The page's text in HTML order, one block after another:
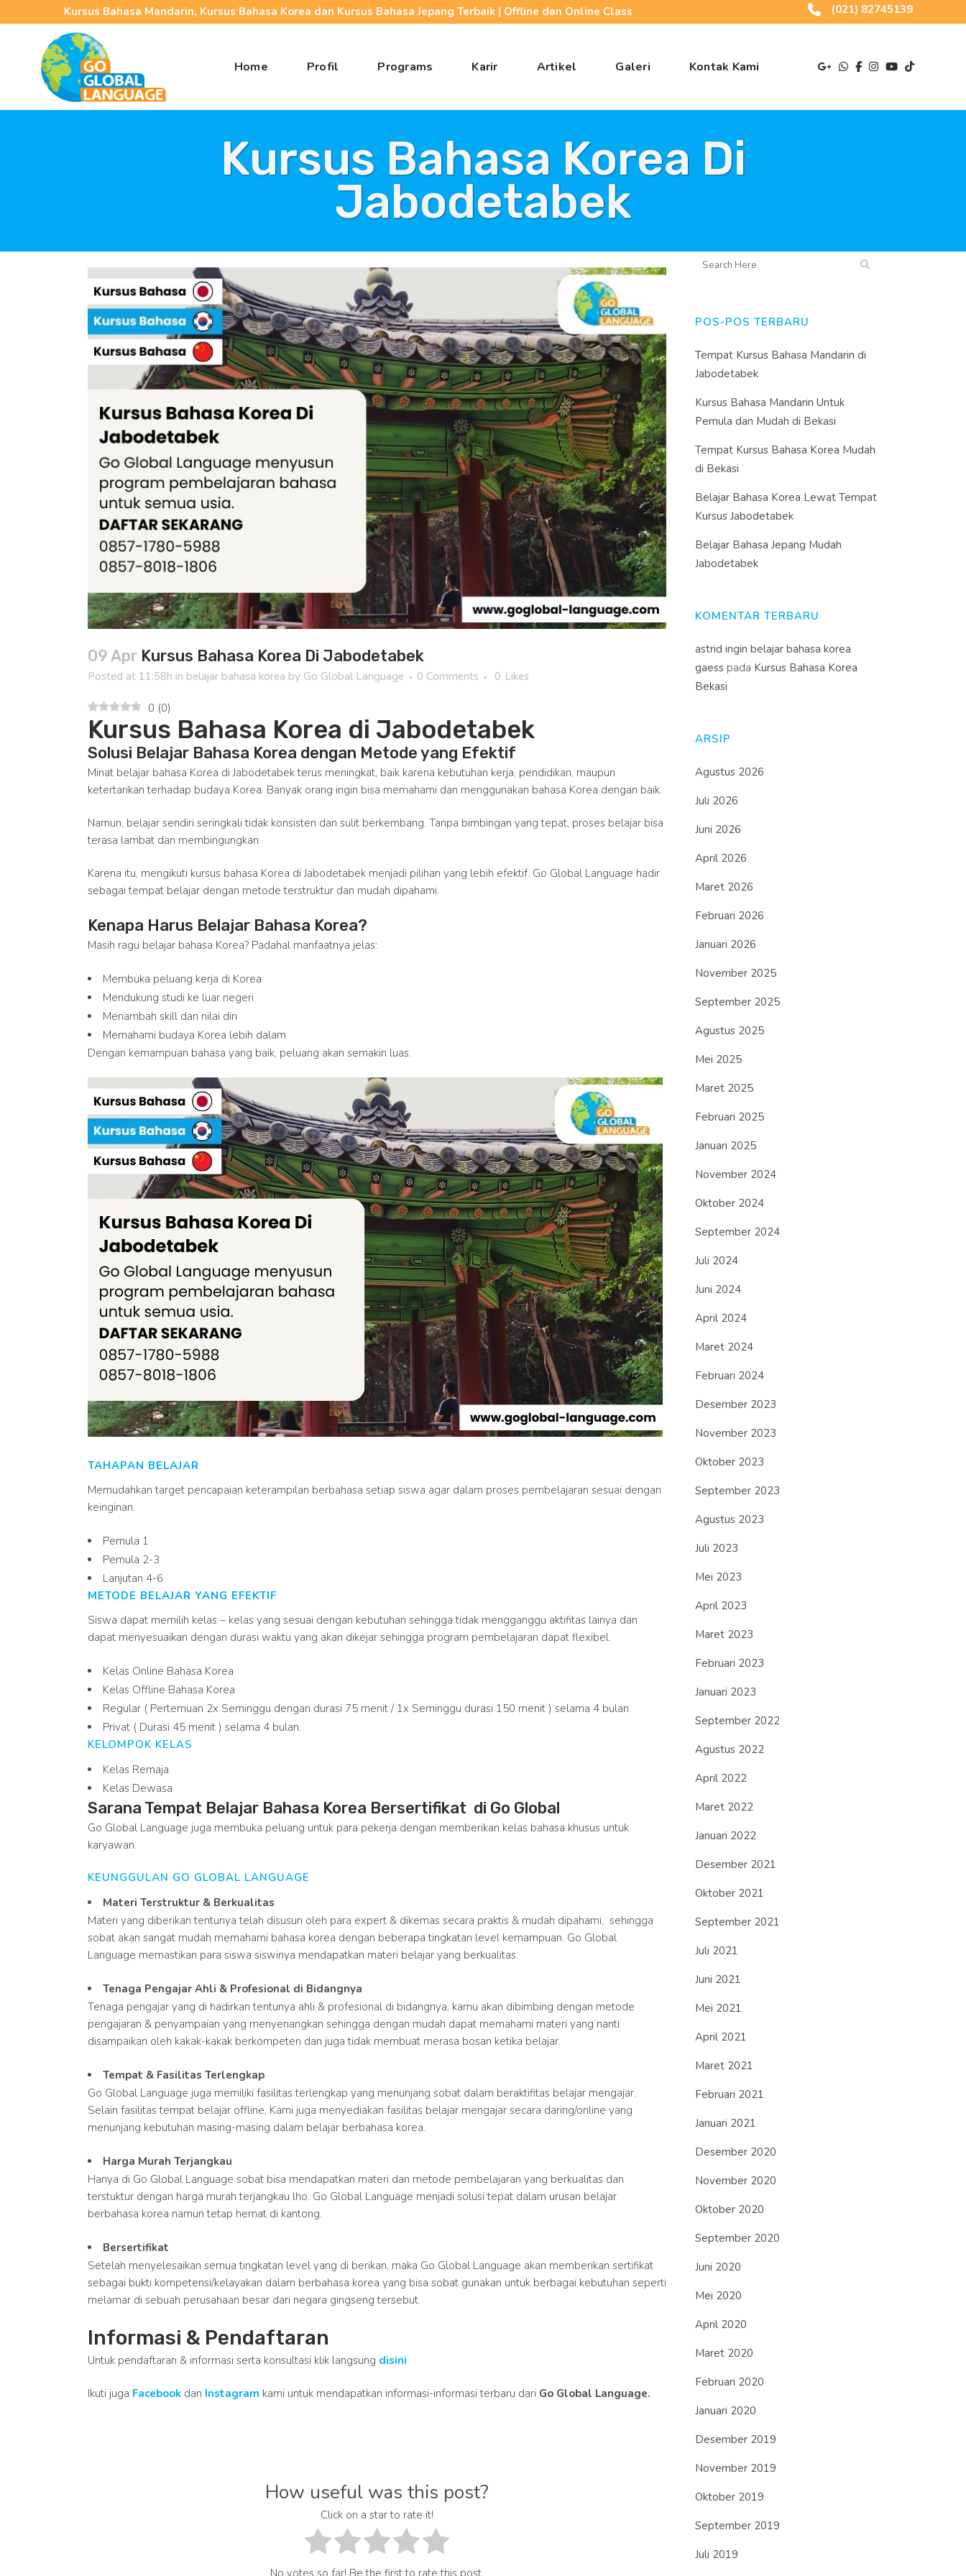
Kursus Bahasa Mandarin, Kursus Bahasa Korea dan Kursus Bahasa Jepang Terbaik | Offline dan Online Class (021) 82745139
Home Profil Programs Karir Artikel Galeri Kontak Kami
Kursus Bahasa Korea Di
Jabodetabek
09 Apr Kursus Bahasa Korea Di Jabodetabek
Posted at 11:58h in belajar bahasa korea by Go Global Language 0 Comments 0 Likes
0 (0)
Kursus Bahasa Korea di Jabodetabek
Solusi Belajar Bahasa Korea dengan Metode yang Efektif
Minat belajar bahasa Korea di Jabodetabek terus meningkat, baik karena kebutuhan kerja, pendidikan, maupun
ketertarikan terhadap budaya Korea. Banyak orang ingin bisa memahami dan menggunakan bahasa Korea dengan baik.
Namun, belajar sendiri seringkali tidak konsisten dan sulit berkembang. Tanpa bimbingan yang tepat, proses belajar bisa
terasa lambat dan membingungkan.
Karena itu, mengikuti kursus bahasa Korea di Jabodetabek menjadi pilihan yang lebih efektif. Go Global Language hadir
sebagai tempat belajar dengan metode terstruktur dan mudah dipahami.
Kenapa Harus Belajar Bahasa Korea?
Masih ragu belajar bahasa Korea? Padahal manfaatnya jelas:
Membuka peluang kerja di Korea
Mendukung studi ke luar negeri
Menambah skill dan nilai diri
Memahami budaya Korea lebih dalam
Dengan kemampuan bahasa yang baik, peluang akan semakin luas.
TAHAPAN BELAJAR
Memudahkan target pencapaian keterampilan berbahasa setiap siswa agar dalam proses pembelajaran sesuai dengan
keinginan.
Pemula 1
Pemula 2-3
Lanjutan 4-6
METODE BELAJAR YANG EFEKTIF
Siswa dapat memilih kelas – kelas yang sesuai dengan kebutuhan sehingga tidak mengganggu aktifitas lainya dan
dapat menyesuaikan dengan durasi waktu yang akan dikejar sehingga program pembelajaran dapat flexibel.
Kelas Online Bahasa Korea
Kelas Offline Bahasa Korea
Regular ( Pertemuan 2x Seminggu dengan durasi 75 menit / 1x Seminggu durasi 150 menit ) selama 4 bulan
Privat ( Durasi 45 menit ) selama 4 bulan.
KELOMPOK KELAS
Kelas Remaja
Kelas Dewasa
Sarana Tempat Belajar Bahasa Korea Bersertifikat di Go Global
Go Global Language juga membuka peluang untuk para pekerja dengan memberikan kelas bahasa khusus untuk
karyawan.
KEUNGGULAN GO GLOBAL LANGUAGE
Materi Terstruktur & Berkualitas
Materi yang diberikan tentunya telah disusun oleh para expert & dikemas secara praktis & mudah dipahami, sehingga
sobat akan sangat mudah memahami bahasa korea dengan beberapa tingkatan level kemampuan. Go Global
Language memastikan para siswa siswinya mendapatkan materi belajar yang berkualitas.
Tenaga Pengajar Ahli & Profesional di Bidangnya
Tenaga pengajar yang di hadirkan tentunya ahli & profesional di bidangnya, kamu akan dibimbing dengan metode
pengajaran & penyampaian yang menyenangkan sehingga dengan mudah dapat memahami materi yang nanti
disampaikan oleh kakak-kakak berkompeten dan juga tidak membuat merasa bosan ketika belajar.
Tempat & Fasilitas Terlengkap
Go Global Language juga memiliki fasilitas terlengkap yang menunjang sobat dalam beraktifitas belajar mengajar.
Selain fasilitas tempat belajar offline, Kami juga menyediakan fasilitas belajar mengajar secara daring/online yang
menunjang kebutuhan masing-masing dalam belajar berbahasa korea.
Harga Murah Terjangkau
Hanya di Go Global Language sobat bisa mendapatkan materi dan metode pembelajaran yang berkualitas dan
terstuktur dengan harga murah terjangkau lho. Go Global Language menjadi solusi tepat dalam urusan belajar
berbahasa korea namun tetap hemat di kantong.
Bersertifikat
Setelah menyelesaikan semua tingkatan level yang di berikan, maka Go Global Language akan memberikan sertifikat
sebagai bukti kompetensi/kelayakan dalam berbahasa korea yang bisa sobat gunakan untuk berbagai kebutuhan seperti
melamar di sebuah perusahaan besar dari negara gingseng tersebut.
Informasi & Pendaftaran
Untuk pendaftaran & informasi serta konsultasi klik langsung disini
Ikuti juga Facebook dan Instagram kami untuk mendapatkan informasi-informasi terbaru dari Go Global Language.
How useful was this post?
Click on a star to rate it!
POS-POS TERBARU
Tempat Kursus Bahasa Mandarin di
Jabodetabek
Kursus Bahasa Mandarin Untuk
Pemula dan Mudah di Bekasi
Tempat Kursus Bahasa Korea Mudah
di Bekasi
Belajar Bahasa Korea Lewat Tempat
Kursus Jabodetabek
Belajar Bahasa Jepang Mudah
Jabodetabek
KOMENTAR TERBARU
astrid ingin belajar bahasa korea
gaess pada Kursus Bahasa Korea
Bekasi
ARSIP
Agustus 2026
Juli 2026
Juni 2026
April 2026
Maret 2026
Februari 2026
Januari 2026
November 2025
September 2025
Agustus 2025
Mei 2025
Maret 2025
Februari 2025
Januari 2025
November 2024
Oktober 2024
September 2024
Juli 2024
Juni 2024
April 2024
Maret 2024
Februari 2024
Desember 2023
November 2023
Oktober 2023
September 2023
Agustus 2023
Juli 2023
Mei 2023
April 2023
Maret 2023
Februari 2023
Januari 2023
September 2022
Agustus 2022
April 2022
Maret 2022
Januari 2022
Desember 2021
Oktober 2021
September 2021
Juli 2021
Juni 2021
Mei 2021
April 2021
Maret 2021
Februari 2021
Januari 2021
Desember 2020
November 2020
Oktober 2020
September 2020
Juni 2020
Mei 2020
April 2020
Maret 2020
Februari 2020
Januari 2020
Desember 2019
November 2019
Oktober 2019
September 2019
Juli 2019